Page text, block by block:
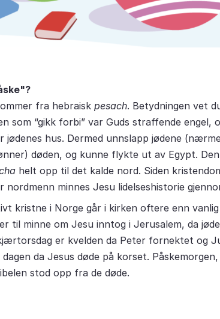
fra hebraisk pesach. Betydningen vet
som “gikk forbi” var Guds straffende engel,
jødenes hus. Dermed unnslapp jødene
døden, og kunne flykte ut av Egypt.
helt opp til det kalde nord. Siden
nordmenn minnes Jesu lidelseshistorie
kristne i Norge går i kirken oftere enn
til minne om Jesu inntog i Jerusalem, da
er kvelden da Peter fornektet og
da Jesus døde på korset.
stod opp fra de døde.